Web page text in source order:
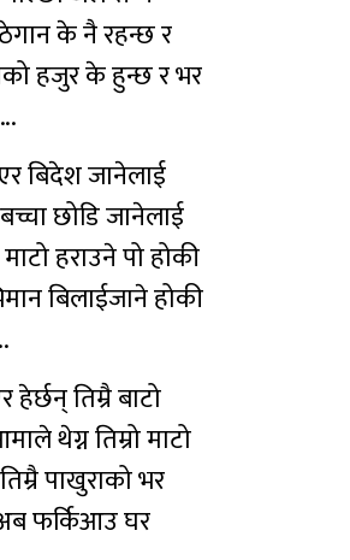
के नै रहन्छ र
हजुर के हुन्छ र भर
बिदेश जानेलाई
छोडि जानेलाई
हराउने पो होकी
बिलाईजाने होकी
तिम्रै बाटो
थेग्न तिम्रो माटो
पाखुराको भर
फर्किआउ घर